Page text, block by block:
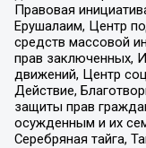
Правовая
Ерушалаим, Центр
средств массовой
прав заключенных,
движений, Центр
Действие,
защиты прав
осужденным и их
Серебряная тайга,